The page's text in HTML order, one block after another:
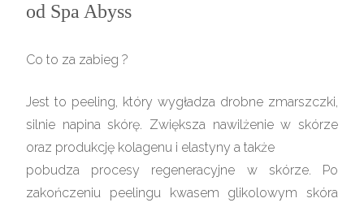
od Spa Abyss
Co to za zabieg ?
Jest to peeling, który wygładza drobne zmarszczki,
silnie napina skórę. Zwiększa nawilżenie w skórze
oraz produkcję kolagenu i elastyny a także
pobudza procesy regeneracyjne w skórze. Po
zakończeniu peelingu kwasem glikolowym skóra